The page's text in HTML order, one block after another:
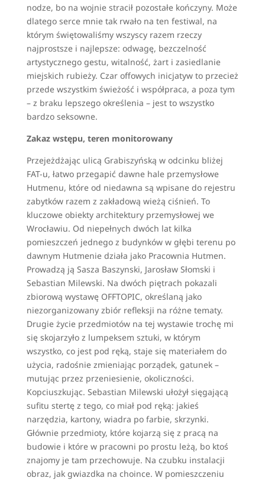
nodze, bo na wojnie stracił pozostałe kończyny. Może
dlatego serce mnie tak rwało na ten festiwal, na
którym świętowaliśmy wszyscy razem rzeczy
najprostsze i najlepsze: odwagę, bezczelność
artystycznego gestu, witalność, żart i zasiedlanie
miejskich rubieży. Czar offowych inicjatyw to przecież
przede wszystkim świeżość i współpraca, a poza tym
– z braku lepszego określenia – jest to wszystko
bardzo seksowne.
Zakaz wstępu, teren monitorowany
Przejeżdżając ulicą Grabiszyńską w odcinku bliżej
FAT-u, łatwo przegapić dawne hale przemysłowe
Hutmenu, które od niedawna są wpisane do rejestru
zabytków razem z zakładową wieżą ciśnień. To
kluczowe obiekty architektury przemysłowej we
Wrocławiu. Od niepełnych dwóch lat kilka
pomieszczeń jednego z budynków w głębi terenu po
dawnym Hutmenie działa jako Pracownia Hutmen.
Prowadzą ją Sasza Baszynski, Jarosław Słomski i
Sebastian Milewski. Na dwóch piętrach pokazali
zbiorową wystawę OFFTOPIC, określaną jako
niezorganizowany zbiór refleksji na różne tematy.
Drugie życie przedmiotów na tej wystawie trochę mi
się skojarzyło z lumpeksem sztuki, w którym
wszystko, co jest pod ręką, staje się materiałem do
użycia, radośnie zmieniając porządek, gatunek –
mutując przez przeniesienie, okoliczności.
Kopciuszkując. Sebastian Milewski ułożył sięgającą
sufitu stertę z tego, co miał pod ręką: jakieś
narzędzia, kartony, wiadra po farbie, skrzynki.
Głównie przedmioty, które kojarzą się z pracą na
budowie i które w pracowni po prostu leżą, bo ktoś
znajomy je tam przechowuje. Na czubku instalacji
obraz, jak gwiazdka na choince. W pomieszczeniu